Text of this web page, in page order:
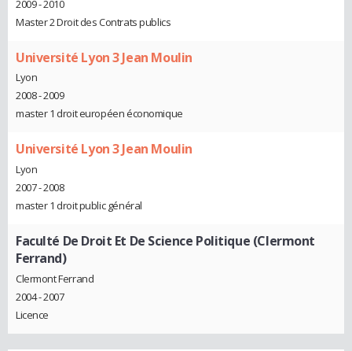
2009 - 2010
Master 2 Droit des Contrats publics
Université Lyon 3 Jean Moulin
Lyon
2008 - 2009
master 1 droit européen économique
Université Lyon 3 Jean Moulin
Lyon
2007 - 2008
master 1 droit public général
Faculté De Droit Et De Science Politique (Clermont
Ferrand)
Clermont Ferrand
2004 - 2007
Licence